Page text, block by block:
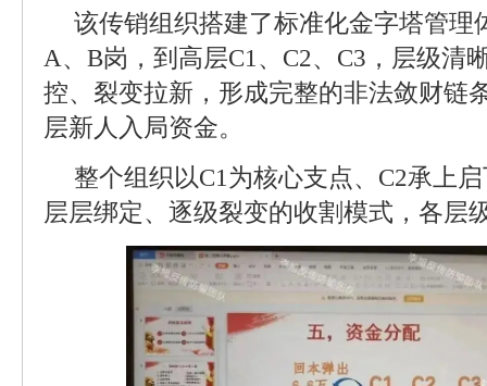
该传销组织搭建了标准化金字塔管理
A、B岗，到高层C1、C2、C3，层级清
控、裂变拉新，形成完整的非法敛财链
层新人入局资金。
整个组织以C1为核心支点、C2承上
层层绑定、逐级裂变的收割模式，各层